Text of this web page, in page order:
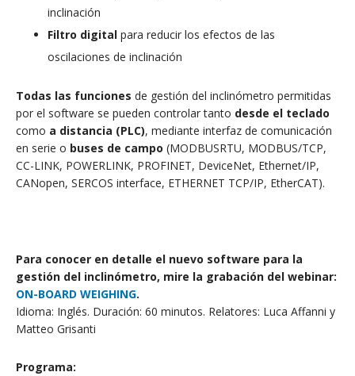
inclinación
Filtro digital para reducir los efectos de las
oscilaciones de inclinación
Todas las funciones de gestión del inclinómetro permitidas
por el software se pueden controlar tanto desde el teclado
como a distancia (PLC), mediante interfaz de comunicación
en serie o buses de campo (MODBUSRTU, MODBUS/TCP,
CC-LINK, POWERLINK, PROFINET, DeviceNet, Ethernet/IP,
CANopen, SERCOS interface, ETHERNET TCP/IP, EtherCAT).
Para conocer en detalle el nuevo software para la
gestión del inclinómetro, mire la grabación del webinar:
ON-BOARD WEIGHING.
Idioma: Inglés. Duración: 60 minutos. Relatores: Luca Affanni y
Matteo Grisanti
Programa: